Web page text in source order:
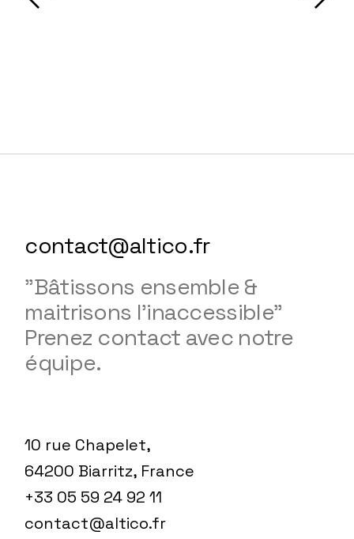
contact@altico.fr
"Bâtissons ensemble &
maitrisons l'inaccessible"
Prenez contact avec notre
équipe.
10 rue Chapelet,
64200 Biarritz, France
+33 05 59 24 92 11
contact@altico.fr